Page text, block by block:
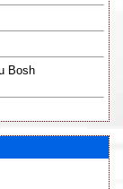
Bosh